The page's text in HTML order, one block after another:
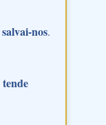
salvai-nos.
tende